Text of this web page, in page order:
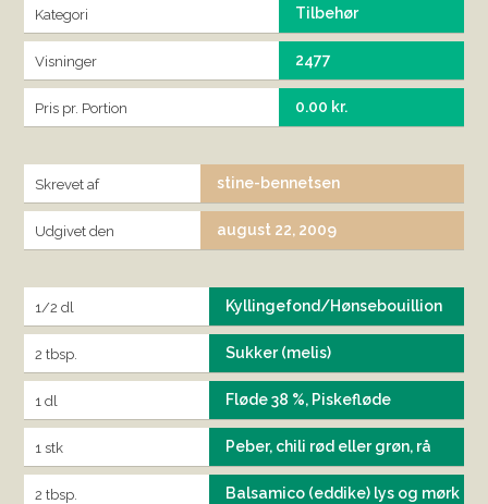
Kategori Tilbehør
Visninger 2477
Pris pr. Portion 0.00 kr.
Skrevet af stine-bennetsen
Udgivet den august 22, 2009
1/2 dl Kyllingefond/Hønsebouillion
2 tbsp. Sukker (melis)
1 dl Fløde 38 %, Piskefløde
1 stk Peber, chili rød eller grøn, rå
2 tbsp. Balsamico (eddike) lys og mørk